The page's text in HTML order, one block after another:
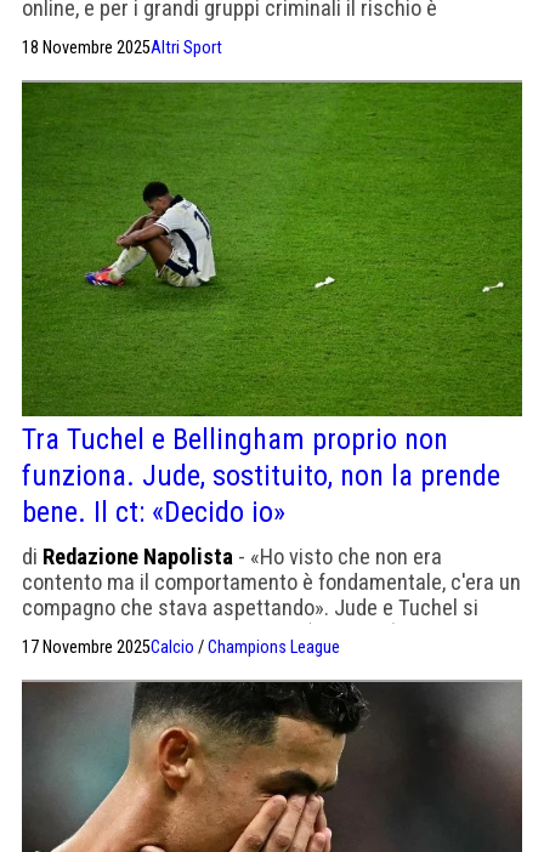
online, e per i grandi gruppi criminali il rischio è
18 Novembre 2025Altri Sport
Tra Tuchel e Bellingham proprio non
funziona. Jude, sostituito, non la prende
bene. Il ct: «Decido io»
di Redazione Napolista - «Ho visto che non era
contento ma il comportamento è fondamentale, c'era un
compagno che stava aspettando». Jude e Tuchel si
sono comunque stretti la mano (Guardian)
17 Novembre 2025Calcio /Champions League